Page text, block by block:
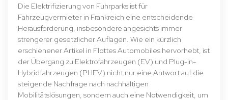
Die Elektrifizierung von Fuhrparks ist für
Fahrzeugvermieter in Frankreich eine entscheidende
Herausforderung, insbesondere angesichts immer
strengerer gesetzlicher Auflagen. Wie ein kürzlich
erschienener Artikel in Flottes Automobiles hervorhebt, ist
der Übergang zu Elektrofahrzeugen (EV) und Plug-in-
Hybridfahrzeugen (PHEV) nicht nur eine Antwort auf die
steigende Nachfrage nach nachhaltigen
Mobilitätslösungen, sondern auch eine Notwendigkeit, um